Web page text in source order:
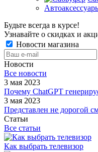
Будьте всегда в курсе!
Узнавайте о скидках и
Новости магазина
Новости
Все новости
3 мая 2023
Почему ChatGPT
3 мая 2023
Представлен не дорогой
Статьи
Все статьи
Как выбрать телевизор